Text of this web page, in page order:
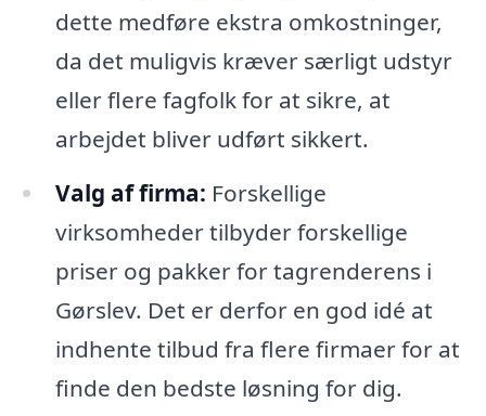
dette medføre ekstra omkostninger,
da det muligvis kræver særligt udstyr
eller flere fagfolk for at sikre, at
arbejdet bliver udført sikkert.
Valg af firma: Forskellige
virksomheder tilbyder forskellige
priser og pakker for tagrenderens i
Gørslev. Det er derfor en god idé at
indhente tilbud fra flere firmaer for at
finde den bedste løsning for dig.